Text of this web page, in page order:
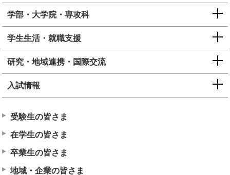
学部・大学院・専攻科
学生生活・就職支援
研究・地域連携・国際交流
入試情報
受験生の皆さま
在学生の皆さま
卒業生の皆さま
地域・企業の皆さま